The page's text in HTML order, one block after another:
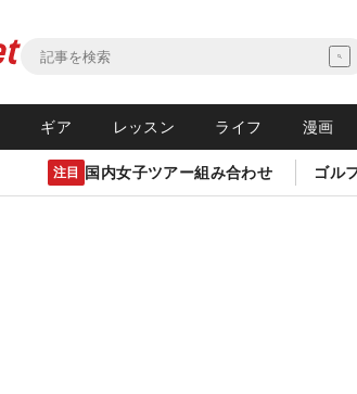
ギア レッスン ライフ 漫画
注目 国内女子ツアー組み合わせ ゴル